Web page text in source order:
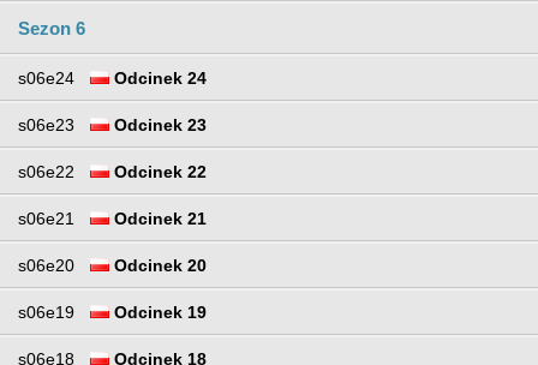
Sezon 6
s06e24 Odcinek 24
s06e23 Odcinek 23
s06e22 Odcinek 22
s06e21 Odcinek 21
s06e20 Odcinek 20
s06e19 Odcinek 19
s06e18 Odcinek 18